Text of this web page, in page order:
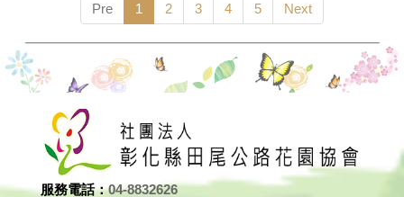
Pre 1 2 3 4 5 Next
服務電話：04-8832626